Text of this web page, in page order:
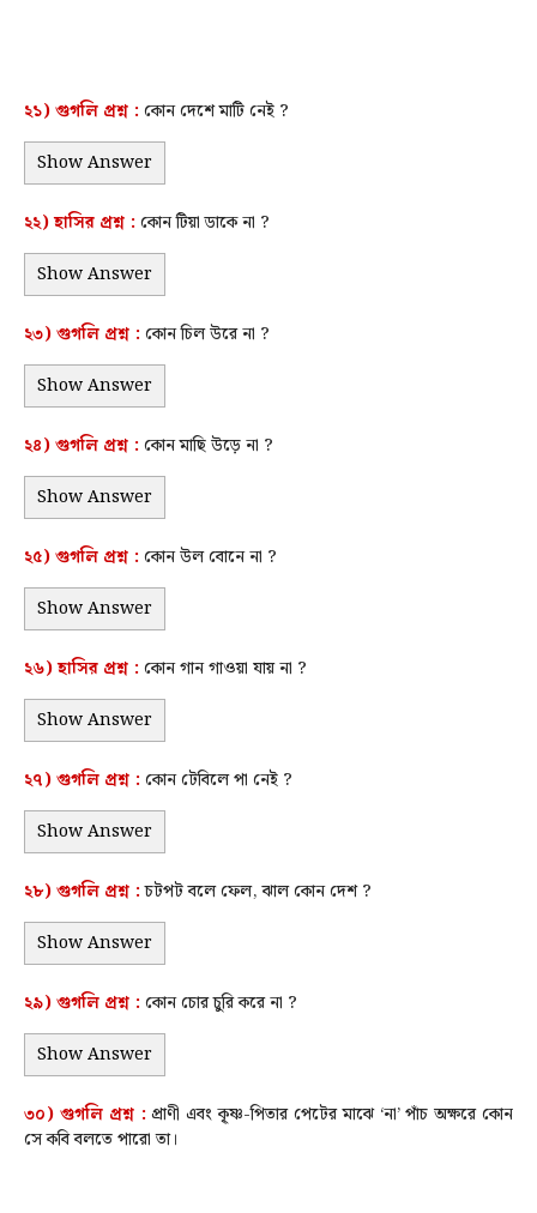
২১) গুগলি প্রশ্ন : কোন দেশে মাটি নেই ?
Show Answer
২২)হাসির প্রশ্ন : কোন টিয়া ডাকে না ?
Show Answer
২৩) গুগলি প্রশ্ন : কোন চিল উরে না ?
Show Answer
২৪) গুগলি প্রশ্ন : কোন মাছি উড়ে না ?
Show Answer
২৫) গুগলি প্রশ্ন : কোন উল বোনে না ?
Show Answer
২৬)হাসির প্রশ্ন : কোন গান গাওয়া যায় না ?
Show Answer
২৭) গুগলি প্রশ্ন : কোন টেবিলে পা নেই ?
Show Answer
২৮) গুগলি প্রশ্ন : চটপট বলে ফেল, ঝাল কোন দেশ ?
Show Answer
২৯) গুগলি প্রশ্ন : কোন চোর চুরি করে না ?
Show Answer
৩০) গুগলি প্রশ্ন : প্রাণী এবং কৃ্ষ্ণ-পিতার পেটের মাঝে ‘না’ পাঁচ অক্ষরে কোন
সে কবি বলতে পারো তা।